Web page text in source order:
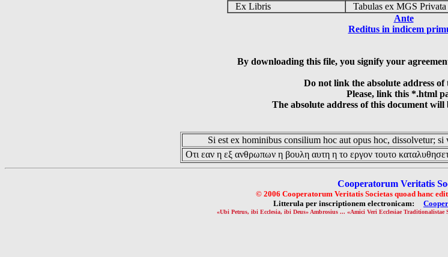
Ex Libris
Tabulas ex MGS
Ante
Reditus in indicem
By downloading this file, you signify your
Do not link the absolute address of
Please, link this *.html
The absolute address of this document will
Si est ex hominibus consilium hoc aut opus hoc, dissolvetur;
Οτι εαν η εξ ανθρωπων η βουλη αυτη η το εργον τουτο
Cooperatorum Veritatis
© 2006 Cooperatorum Veritatis Societas quoad hanc
Litterula per inscriptionem electronicam:
«Ubi Petrus, ibi Ecclesia, ibi Deus» Ambrosius ... «Amici Veri Ecclesiae Traditionalistae